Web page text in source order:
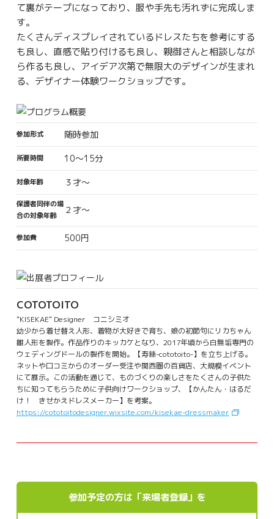
て裏がテープになっており、服や手先も汚れずに完成しま
す。
たくさんディスプレイされているドレスたちを参考にする
も良し、直感で貼り付けるも良し、親御さんと相談しなが
ら作るも良し、アイデア次第で無限大のデザインが生まれ
る、デザイナー体験ワークショップです。
参加形式 随時参加
所要時間 10～15分
対象年齢 ３才～
保護者同伴の場
合の対象年齢
２才～
参加費 500円
COTOTOITO
"KISEKAE" Designer コニシミオ
幼少から着せ替え人形、着物が大好きで育ち、娘の初節句にリカちゃん
雛人形を製作。作品作りのキッカケとなり、2017年頃から白無垢専門の
ウェディングドールの製作を開始。【寿絲-cototoito-】を立ち上げる。
ネットや口コミからのオーダー受注や関西圏の百貨店、大規模イベント
にて展示。この活動を通じて、ものづくりの楽しさをたくさんの子供た
ちに知ってもらうために子供向けワークショップ、【かんたん・はるだ
け！ きせかえドレスメーカー】を考案。
https://cototoitodesigner.wixsite.com/kisekae-dressmaker
参加予定の方は「来場者登録」を